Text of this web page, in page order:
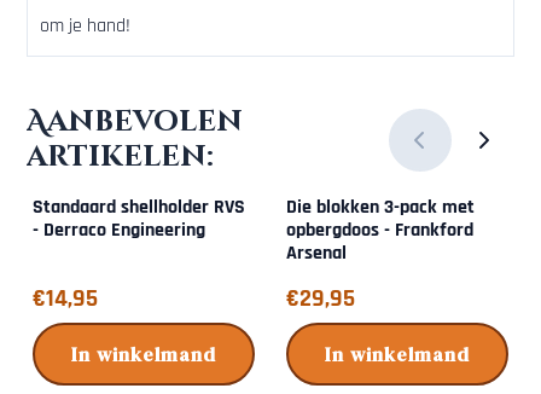
om je hand!
Aanbevolen
artikelen:
Standaard shellholder RVS
- Derraco Engineering
Prijs: 14,95
€14,95
In winkelmand
Die blokken 3-pack met
opbergdoos - Frankford
Arsenal
Prijs: 29,95
€29,95
In winkelmand